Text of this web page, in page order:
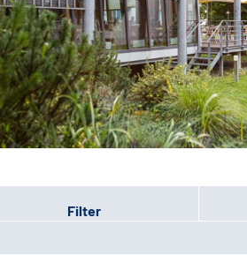
Suche
Leichte Sprache
Gebärdensprache
Filter